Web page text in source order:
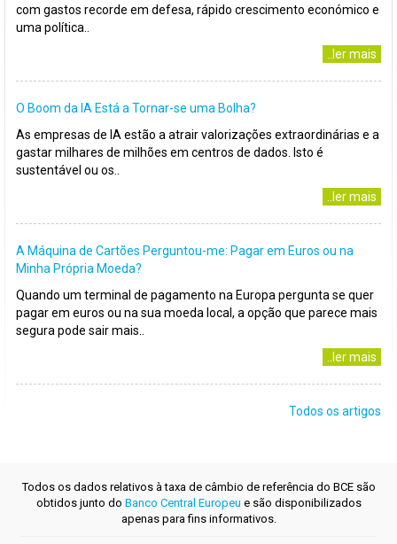
com gastos recorde em defesa, rápido crescimento económico e
uma política..
..ler mais
O Boom da IA Está a Tornar-se uma Bolha?
As empresas de IA estão a atrair valorizações extraordinárias e a
gastar milhares de milhões em centros de dados. Isto é
sustentável ou os..
..ler mais
A Máquina de Cartões Perguntou-me: Pagar em Euros ou na
Minha Própria Moeda?
Quando um terminal de pagamento na Europa pergunta se quer
pagar em euros ou na sua moeda local, a opção que parece mais
segura pode sair mais..
..ler mais
Todos os artigos
Todos os dados relativos à taxa de câmbio de referência do BCE são
obtidos junto do Banco Central Europeu e são disponibilizados
apenas para fins informativos.